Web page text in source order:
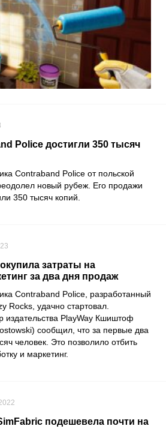
Police достигли 350 тысяч
Contraband Police от польской
новый рубеж. Его продажи
350 тысяч копий.
затраты на
за два дня продаж
Contraband Police , разработанный
Rocks , удачно стартовал.
издательства PlayWay Кшиштоф
сообщил, что за первые два
человек. Это позволило отбить
и маркетинг.
подешевела почти на